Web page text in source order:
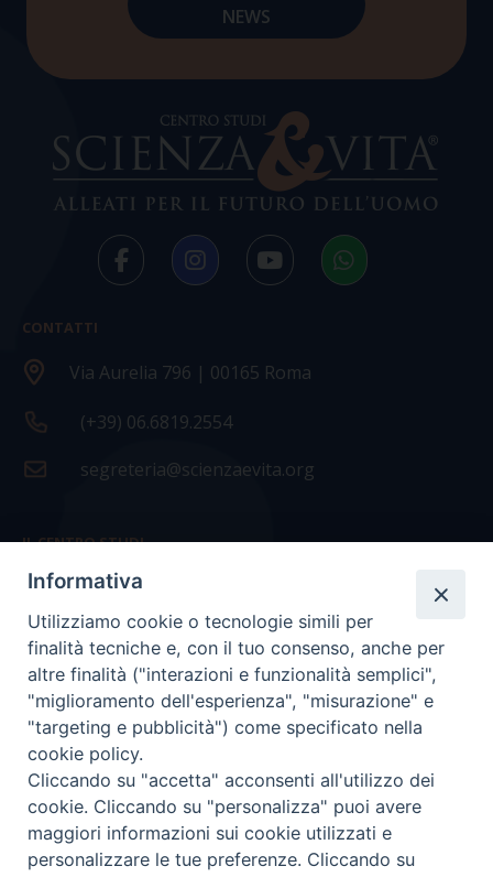
CONTATTI
Via Aurelia 796 | 00165 Roma
(+39) 06.6819.2554
segreteria@scienzaevita.org
IL CENTRO STUDI
La nostra storia
Statuto
Presidenza e ufficio presidenza
Consiglio scientifico
Coordinamento nazionale
Informativa
Utilizziamo cookie o tecnologie simili per
finalità tecniche e, con il tuo consenso, anche per
altre finalità ("interazioni e funzionalità semplici",
"miglioramento dell'esperienza", "misurazione" e
"targeting e pubblicità") come specificato nella
cookie policy.
Cliccando su "accetta" acconsenti all'utilizzo dei
cookie. Cliccando su "personalizza" puoi avere
maggiori informazioni sui cookie utilizzati e
personalizzare le tue preferenze. Cliccando su